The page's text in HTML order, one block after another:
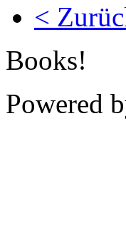
<
Books!
Powered